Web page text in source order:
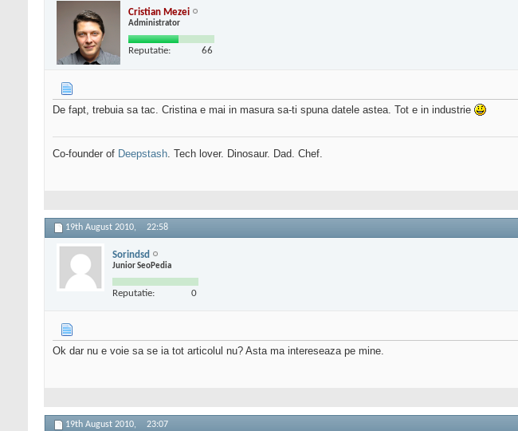
Cristian Mezei
Administrator
Reputatie: 66
De fapt, trebuia sa tac. Cristina e mai in masura sa-ti spuna datele astea. Tot e in industrie
Co-founder of Deepstash. Tech lover. Dinosaur. Dad. Chef.
19th August 2010, 22:58
Sorindsd
Junior SeoPedia
Reputatie: 0
Ok dar nu e voie sa se ia tot articolul nu? Asta ma intereseaza pe mine.
19th August 2010, 23:07